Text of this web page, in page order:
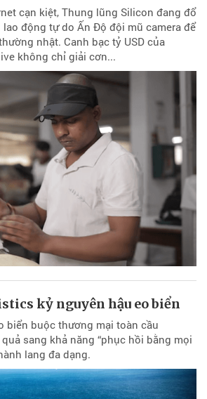
cạn kiệt, Thung lũng Silicon đang đổ
động tự do Ấn Độ đội mũ camera để
nhật. Canh bạc tỷ USD của
không chỉ giải cơn...
kỷ nguyên hậu eo biển
biển buộc thương mại toàn cầu
sang khả năng “phục hồi bằng mọi
lang đa dạng.